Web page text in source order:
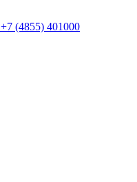
+7 (4855) 401000